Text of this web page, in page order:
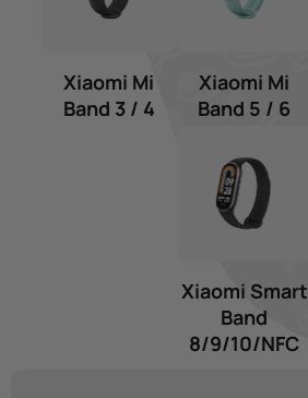
Xiaomi Mi
Band 3 / 4
Xiaomi Mi
Band 5 / 6
Xiaomi Smart
Band
8/9/10/NFC